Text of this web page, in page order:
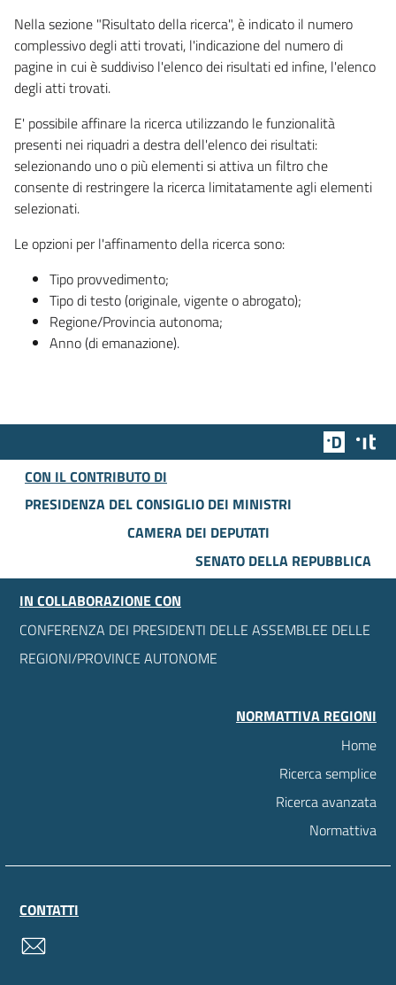
Nella sezione "Risultato della ricerca", è indicato il numero
complessivo degli atti trovati, l'indicazione del numero di
pagine in cui è suddiviso l'elenco dei risultati ed infine, l'elenco
degli atti trovati.
E' possibile affinare la ricerca utilizzando le funzionalità
presenti nei riquadri a destra dell'elenco dei risultati:
selezionando uno o più elementi si attiva un filtro che
consente di restringere la ricerca limitatamente agli elementi
selezionati.
Le opzioni per l'affinamento della ricerca sono:
Tipo provvedimento;
Tipo di testo (originale, vigente o abrogato);
Regione/Provincia autonoma;
Anno (di emanazione).
Team
CON IL CONTRIBUTO DI
PRESIDENZA DEL CONSIGLIO DEI MINISTRI
CAMERA DEI DEPUTATI
SENATO DELLA REPUBBLICA
IN COLLABORAZIONE CON
CONFERENZA DEI PRESIDENTI DELLE ASSEMBLEE DELLE
REGIONI/PROVINCE AUTONOME
NORMATTIVA REGIONI
Home
Ricerca semplice
Ricerca avanzata
Normattiva
CONTATTI